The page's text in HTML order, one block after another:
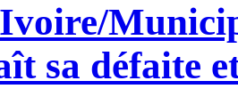
sa défaite